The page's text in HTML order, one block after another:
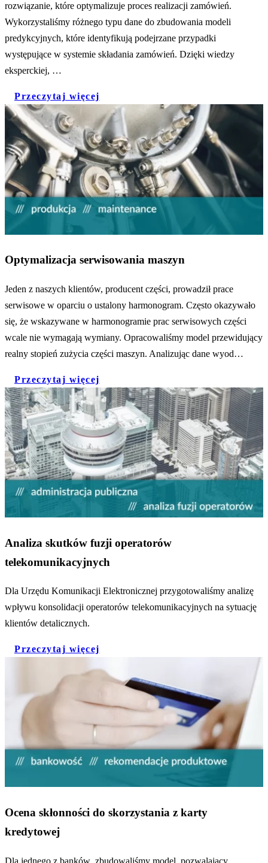
rozwiązanie, które optymalizuje proces realizacji zamówień.
Wykorzystaliśmy różnego typu dane do zbudowania modeli
predykcyjnych, które identyfikują podejrzane przypadki
występujące w systemie składania zamówień. Dzięki wiedzy
eksperckiej, …
Przeczytaj więcej
Optymalizacja serwisowania maszyn
Jeden z naszych klientów, producent części, prowadził prace
serwisowe w oparciu o ustalony harmonogram. Często okazywało
się, że wskazywane w harmonogramie prac serwisowych części
wcale nie wymagają wymiany. Opracowaliśmy model przewidujący
realny stopień zużycia części maszyn. Analizując dane wyod…
Przeczytaj więcej
Analiza skutków fuzji operatorów
telekomunikacyjnych
Dla Urzędu Komunikacji Elektronicznej przygotowaliśmy analizę
wpływu konsolidacji operatorów telekomunikacyjnych na sytuację
klientów detalicznych.
Przeczytaj więcej
Ocena skłonności do skorzystania z karty
kredytowej
Dla jednego z banków zbudowaliśmy model pozwalający